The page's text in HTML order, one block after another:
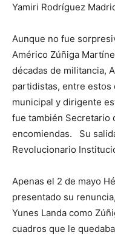
Yamiri Rodríguez
Aunque no fue
Américo Zúñiga
décadas de militancia,
partidistas, entre estos
municipal y dirigente
fue también Secretario
encomiendas. Su
Revolucionario
Apenas el 2 de mayo
presentado su
Yunes Landa como
cuadros que le